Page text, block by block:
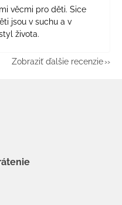
věcmi pro děti. Sice
jsou v suchu a v
života.
Zobraziť ďalšie recenzie